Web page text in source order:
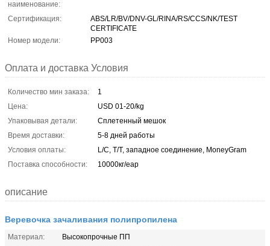
наименование:
Сертификация:
ABS/LR/BV/DNV-GL/RINA/RS/CCS/NK/TEST
CERTIFICATE
Номер модели:
PP003
Оплата и доставка Условия
Количество мин заказа:
1
Цена:
USD 01-20/kg
Упаковывая детали:
Сплетенный мешок
Время доставки:
5-8 дней работы
Условия оплаты:
L/C, T/T, западное соединение, MoneyGram
Поставка способности:
10000кг/еар
описание
Веревочка зачаливания полипропилена
Материал:
Высокопрочные ПП